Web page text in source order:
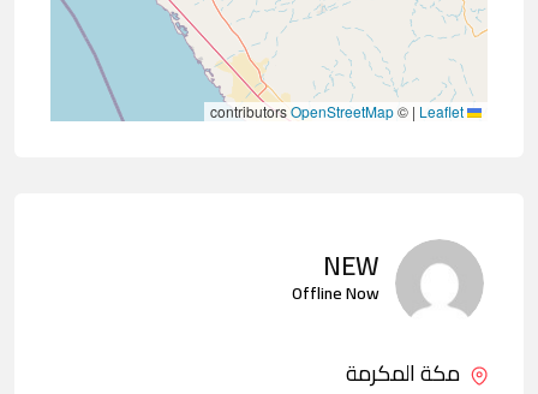
|
©
OpenStreetMap
NEW
Offline Now
مكة المكرمة